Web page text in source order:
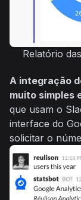
Relatório
A integração
muito simples
que usam o
interface do
solicitar o